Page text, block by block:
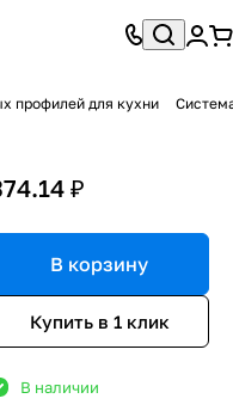
профилей для кухни
₽
В корзину
Купить в 1 клик
В наличии